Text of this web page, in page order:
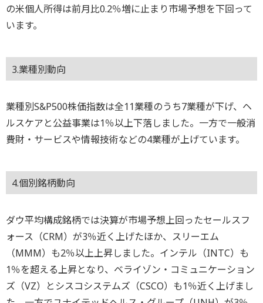
の米個人所得は前月比0.2％増に止まり市場予想を下回って
います。
3.業種別動向
業種別S&P500株価指数は全11業種のうち7業種が下げ、ヘ
ルスケアと公益事業は1％以上下落しました。一方で一般消
費財・サービスや情報技術などの4業種が上げています。
4.個別銘柄動向
ダウ平均構成銘柄では決算が市場予想上回ったセールスフ
ォース（CRM）が3％近く上げたほか、スリーエム
（MMM）も2％以上上昇しました。インテル（INTC）も
1％を超える上昇となり、ベライゾン・コミュニケーション
ズ（VZ）とシスコシステムズ（CSCO）も1％近く上げまし